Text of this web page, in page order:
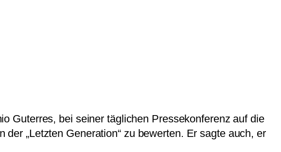
Guterres, bei seiner täglichen Pressekonferenz auf die
„Letzten Generation“ zu bewerten. Er sagte auch, er